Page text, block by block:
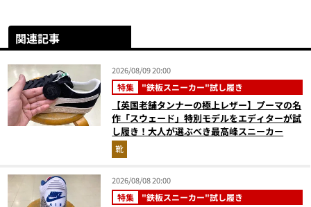
関連記事
2026/08/09 20:00
特集 "鉄板スニーカー"試し履き
【英国老舗タンナーの極上レザー】プーマの名
作「スウェード」特別モデルをエディターが試
し履き！大人が選ぶべき最高峰スニーカー
靴
2026/08/08 20:00
特集 "鉄板スニーカー"試し履き